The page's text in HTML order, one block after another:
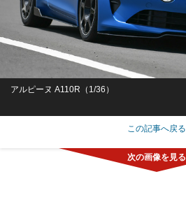
アルピーヌ A110R（1/36）
この記事へ戻る